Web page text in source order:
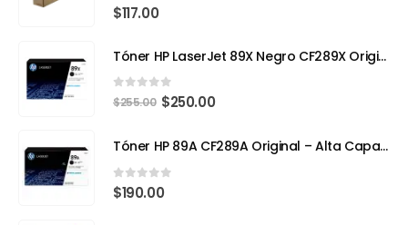
0out of 5
$117.00
Tóner HP LaserJet 89X Negro CF289X Original | Alto Rendimiento para Impresiones Profesionales
0 out of 5
$255.00 $250.00
Tóner HP 89A CF289A Original – Alta Capacidad para Impresoras Empresariales
0out of 5
$190.00